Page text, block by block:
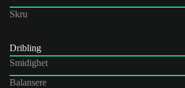
Skru
Dribling
Smidighet
Balansere